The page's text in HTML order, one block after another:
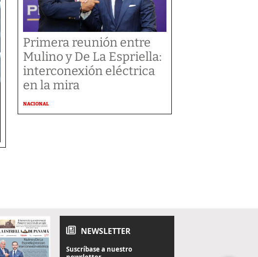
Primera reunión entre
Mulino y De La Espriella:
interconexión eléctrica
en la mira
NACIONAL
NEWSLETTER
Suscríbase a nuestro